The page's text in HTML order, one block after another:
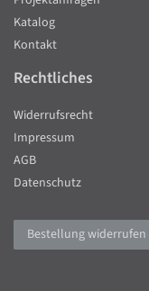
Katalog
Kontakt
Rechtliches
Widerrufsrecht
Impressum
AGB
Datenschutz
Bestellung widerrufen